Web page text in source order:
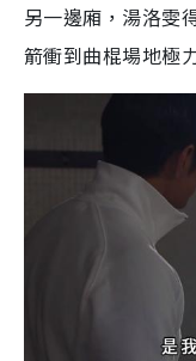
另一邊廂，湯洛雯
箭衝到曲棍場地極